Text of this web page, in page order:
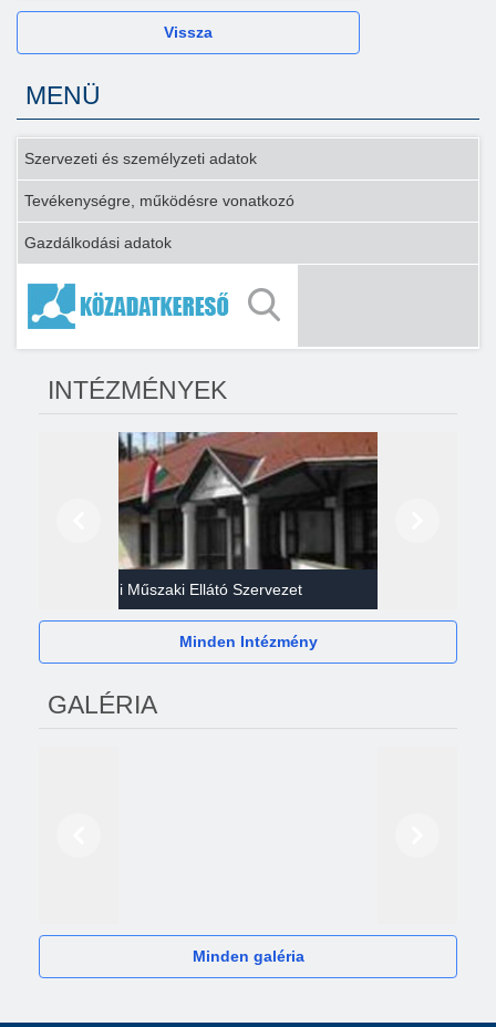
Vissza
MENÜ
Szervezeti és személyzeti adatok
Tevékenységre, működésre vonatkozó
Gazdálkodási adatok
INTÉZMÉNYEK
Gazdasági Műszaki Ellátó Szervezet
Minden Intézmény
GALÉRIA
Minden galéria